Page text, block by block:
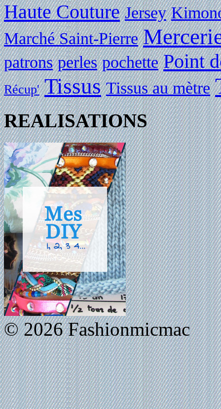
Haute Couture Jersey
Marché Saint-Pierre
patrons perles pochette Point
Récup' Tissus Tissus au mètre
REALISATIONS
© 2026 Fashionmicmac